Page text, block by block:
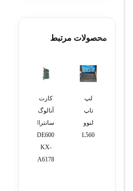
4200 یا Hik-Connect
وزن
: حدود 3.5
دستگاه
IDS-7216HQHI-
M2/Sبا ویژگی‌های
پشتیبانی از تصاویر با
محصولات مرتبط
لپ
تاپ
لنوو
L560
کارت
آنالوگ
سانترال
KX-
TDA6178